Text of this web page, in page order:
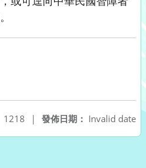
發佈日期： Invalid date
1218 |